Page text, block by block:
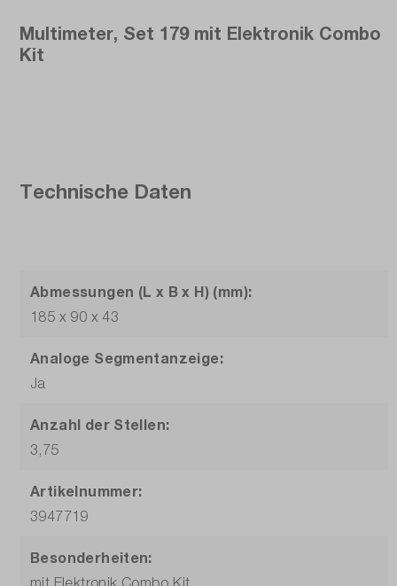
Multimeter, Set 179 mit Elektronik Combo
Kit
Technische Daten
Abmessungen (L x B x H) (mm):
185 x 90 x 43
Analoge Segmentanzeige:
Ja
Anzahl der Stellen:
3,75
Artikelnummer:
3947719
Besonderheiten:
mit Elektronik Combo Kit